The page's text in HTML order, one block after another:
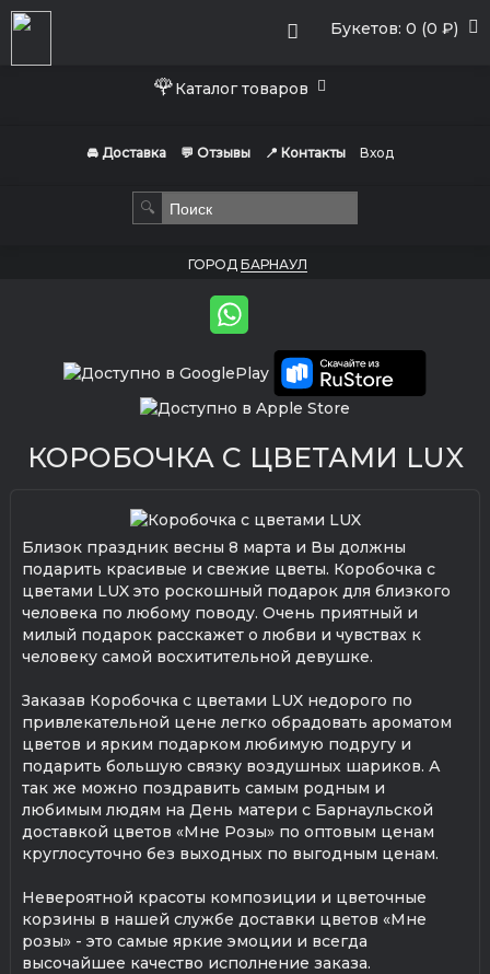
Букетов: 0 (0 ₽)
🌹Каталог товаров
🚘 Доставка 💬 Отзывы 📍 Контакты Вход
🔍
ГОРОД БАРНАУЛ
КОРОБОЧКА С ЦВЕТАМИ LUX
Близок праздник весны 8 марта и Вы должны
подарить красивые и свежие цветы. Коробочка с
цветами LUX это роскошный подарок для близкого
человека по любому поводу. Очень приятный и
милый подарок расскажет о любви и чувствах к
человеку самой восхитительной девушке.
Заказав Коробочка с цветами LUX недорого по
привлекательной цене легко обрадовать ароматом
цветов и ярким подарком любимую подругу и
подарить большую связку воздушных шариков. А
так же можно поздравить самым родным и
любимым людям на День матери с Барнаульской
доставкой цветов «Мне Розы» по оптовым ценам
круглосуточно без выходных по выгодным ценам.
Невероятной красоты композиции и цветочные
корзины в нашей службе доставки цветов «Мне
розы» - это самые яркие эмоции и всегда
высочайшее качество исполнение заказа.